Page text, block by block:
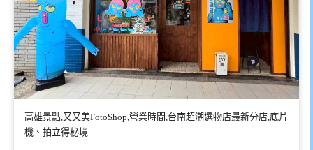
高雄景點,又又美FotoShop,營業時間,台南超潮選物店最新分店,底片
機、拍立得秘境